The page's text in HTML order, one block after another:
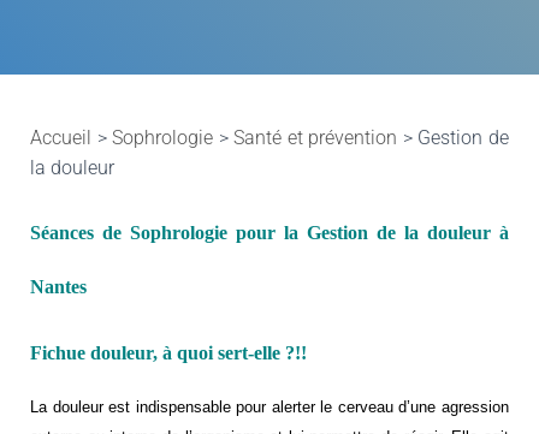
Accueil >Sophrologie >Santé et prévention > Gestion de
la douleur
Séances de Sophrologie pour la Gestion de la douleur à
Nantes
Fichue douleur, à quoi sert-elle ?!!
La douleur est indispensable pour alerter le cerveau d’une agression